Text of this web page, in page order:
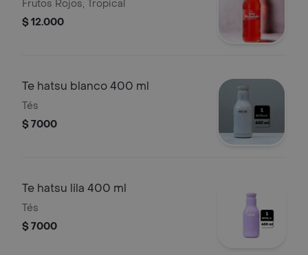
Frutos Rojos, Tropical
$ 12.000
Te hatsu blanco 400 ml
Tés
$ 7000
Te hatsu lila 400 ml
Tés
$ 7000